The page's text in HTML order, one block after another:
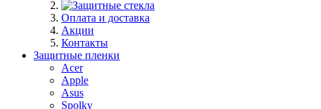
Оплата и доставка
Акции
Контакты
Защитные пленки
Acer
Apple
Asus
Spolky